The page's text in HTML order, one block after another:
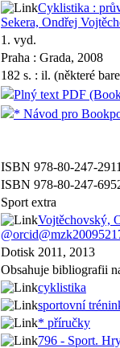
Cyklistika :
Sekera, Ondřej
1. vyd.
Praha : Grada, 2008
182 s. : il. (některé
Plný text PDF
* Návod pro
ISBN 978-80-247-
ISBN 978-80-247-
Sport extra
Vojtěchovský,
Dotisk 2011, 2013
Obsahuje bibliografii
cyklistika
sportovní
* příručky
796 - Sport.